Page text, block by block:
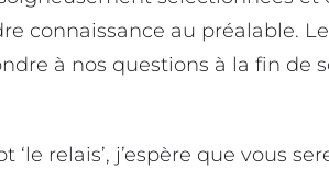
connaissance au préalable.
à nos questions à la fin de
relais’, j’espère que vous